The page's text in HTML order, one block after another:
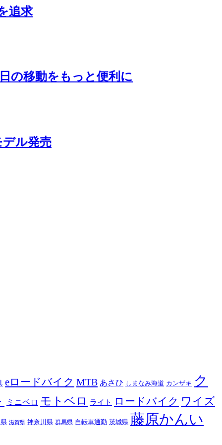
追求
の移動をもっと便利に
ル発売
eロードバイク MTB あさひ しまなみ海道 カンザキ ク
ミニベロ モトベロ ライト ロードバイク ワイズ
滋賀県 神奈川県 群馬県 自転車通勤 茨城県 藤原かんい